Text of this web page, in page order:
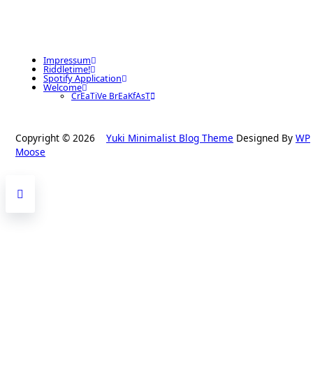
Impressum
Riddletime!
Spotify Application
Welcome
CrEaTiVe BrEaKfAsT
Copyright © 2026 Yuki Minimalist Blog Theme Designed By WP
Moose